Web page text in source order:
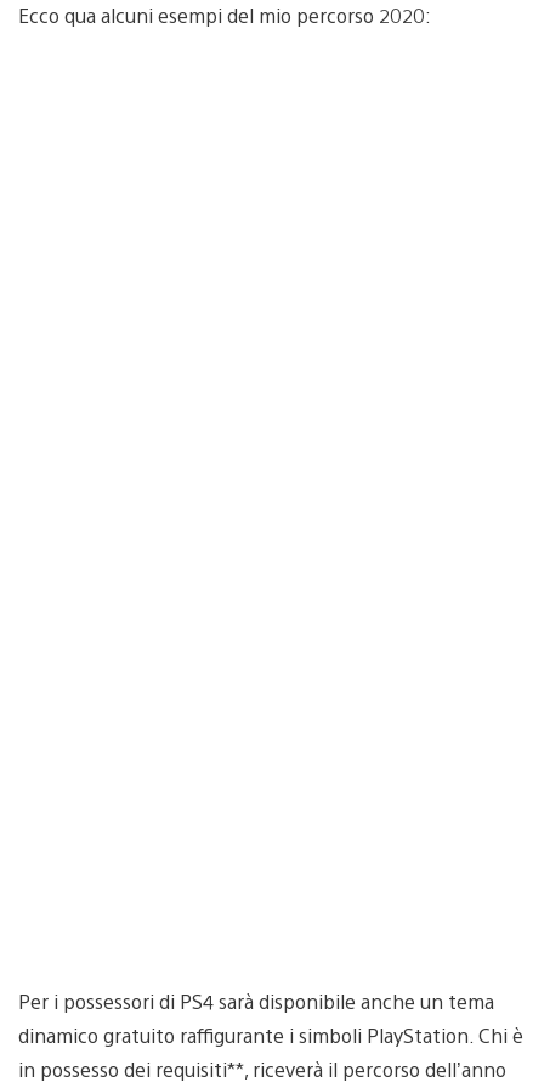
Ecco qua alcuni esempi del mio percorso 2020:
Per i possessori di PS4 sarà disponibile anche un tema
dinamico gratuito raffigurante i simboli PlayStation. Chi è
in possesso dei requisiti**, riceverà il percorso dell’anno